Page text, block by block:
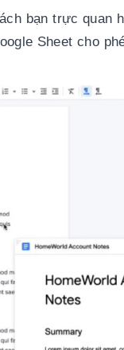
bạn trực quan
Sheet cho